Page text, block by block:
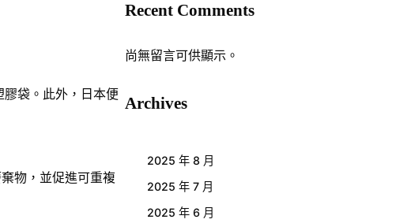
袋。此外，日本便
物，並促進可重複
Recent Comments
尚無留言可供顯示。
Archives
2025 年 8 月
2025 年 7 月
2025 年 6 月